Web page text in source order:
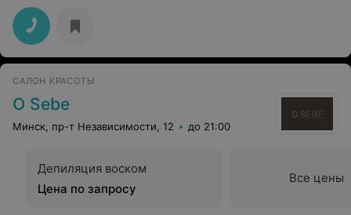
САЛОН КРАСОТЫ
O Sebe
Минск, пр-т Независимости, 12 до 21:00
Депиляция воском
Цена по запросу
Все цены